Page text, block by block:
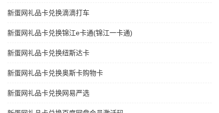
新蛋网礼品卡兑换滴滴打车
新蛋网礼品卡兑换锦江e卡通(锦江一卡通)
新蛋网礼品卡兑换纽斯达卡
新蛋网礼品卡兑换奥斯卡购物卡
新蛋网礼品卡兑换网易严选